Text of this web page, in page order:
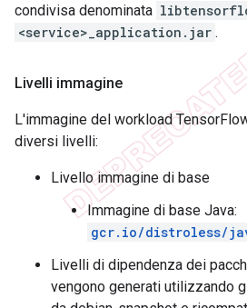
condivisa denominata
<service>_application.jar .
Livelli immagine
L'immagine del workload
diversi livelli:
Livello immagine di base
Immagine di base Java:
gcr.io/distroless/
Livelli di dipendenza dei
vengono generati utilizzando